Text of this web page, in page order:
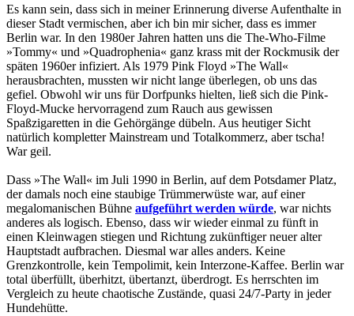
Es kann sein, dass sich in meiner Erinnerung diverse Aufenthalte in
dieser Stadt vermischen, aber ich bin mir sicher, dass es immer
Berlin war. In den 1980er Jahren hatten uns die The-Who-Filme
»Tommy« und »Quadrophenia« ganz krass mit der Rockmusik der
späten 1960er infiziert. Als 1979 Pink Floyd »The Wall«
herausbrachten, mussten wir nicht lange überlegen, ob uns das
gefiel. Obwohl wir uns für Dorfpunks hielten, ließ sich die Pink-
Floyd-Mucke hervorragend zum Rauch aus gewissen
Spaßzigaretten in die Gehörgänge dübeln. Aus heutiger Sicht
natürlich kompletter Mainstream und Totalkommerz, aber tscha!
War geil.
Dass »The Wall« im Juli 1990 in Berlin, auf dem Potsdamer Platz,
der damals noch eine staubige Trümmerwüste war, auf einer
megalomanischen Bühne aufgeführt werden würde, war nichts
anderes als logisch. Ebenso, dass wir wieder einmal zu fünft in
einen Kleinwagen stiegen und Richtung zukünftiger neuer alter
Hauptstadt aufbrachen. Diesmal war alles anders. Keine
Grenzkontrolle, kein Tempolimit, kein Interzone-Kaffee. Berlin war
total überfüllt, überhitzt, übertanzt, überdrogt. Es herrschten im
Vergleich zu heute chaotische Zustände, quasi 24/7-Party in jeder
Hundehütte.